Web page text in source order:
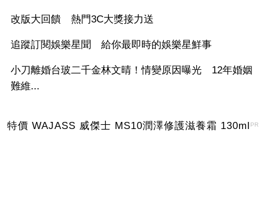
改版大回饋 熱門3C大獎接力送
追蹤訂閱娛樂星聞 給你最即時的娛樂星鮮事
小刀離婚台玻二千金林文晴！情變原因曝光 12年婚姻
難維...
特價 WAJASS 威傑士 MS10潤澤修護滋養霜 130ml PR